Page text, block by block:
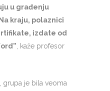
u građenju
kraju, polaznici
izdate od
, kaže profesor
grupa je bila veoma